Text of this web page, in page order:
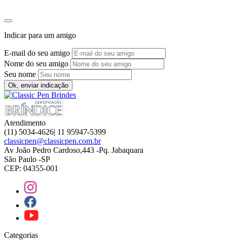
Indicar para um amigo
E-mail do seu amigo
Nome do seu amigo
Seu nome
Ok, enviar indicação
Atendimento
(11) 5034-4626| 11 95947-5399
classicpen@classicpen.com.br
Av João Pedro Cardoso,443 -Pq. Jabaquara
São Paulo -SP
CEP: 04355-001
Categorias